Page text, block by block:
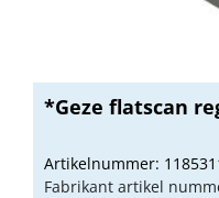
*Geze flatscan
Artikelnummer:
Fabrikant artikel